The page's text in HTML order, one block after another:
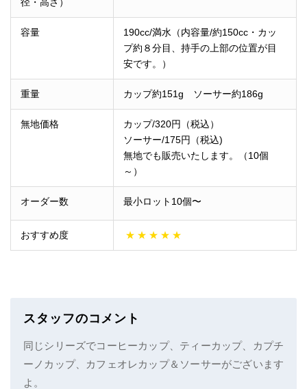
径・高さ）
容量
190cc/満水（内容量/約150cc・カッ
プ約８分目、持手の上部の位置が目
安です。）
重量 カップ約151g ソーサー約186g
無地価格
カップ/320円（税込）
ソーサー/175円（税込)
無地でも販売いたします。（10個
～）
オーダー数 最小ロット10個〜
おすすめ度 ★ ★ ★ ★ ★
スタッフのコメント
同じシリーズでコーヒーカップ、ティーカップ、カプチ
ーノカップ、カフェオレカップ＆ソーサーがございます
よ。